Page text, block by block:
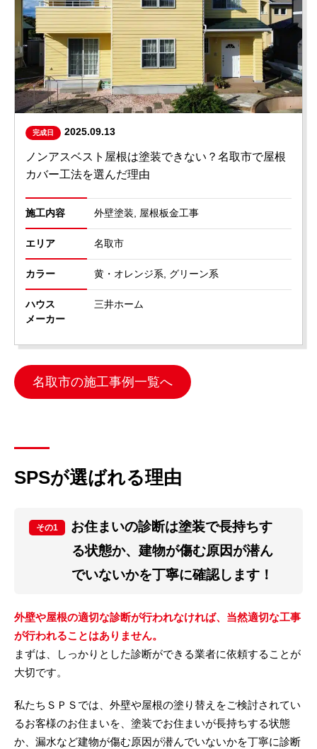
完成日 2025.09.13
ノンアスベスト屋根は塗装できない？名取市で屋根
カバー工法を選んだ理由
施工内容 外壁塗装, 屋根板金工事
エリア 名取市
カラー 黄・オレンジ系, グリーン系
ハウス
メーカー
三井ホーム
名取市の施工事例一覧へ
SPSが選ばれる理由
その1
お住まいの診断は塗装で長持ちす
る状態か、建物が傷む原因が潜ん
でいないかを丁寧に確認します！
外壁や屋根の適切な診断が行われなければ、当然適切な工事
が行われることはありません。
まずは、しっかりとした診断ができる業者に依頼することが
大切です。
私たちＳＰＳでは、外壁や屋根の塗り替えをご検討されてい
るお客様のお住まいを、塗装でお住まいが長持ちする状態
か、漏水など建物が傷む原因が潜んでいないかを丁寧に診断